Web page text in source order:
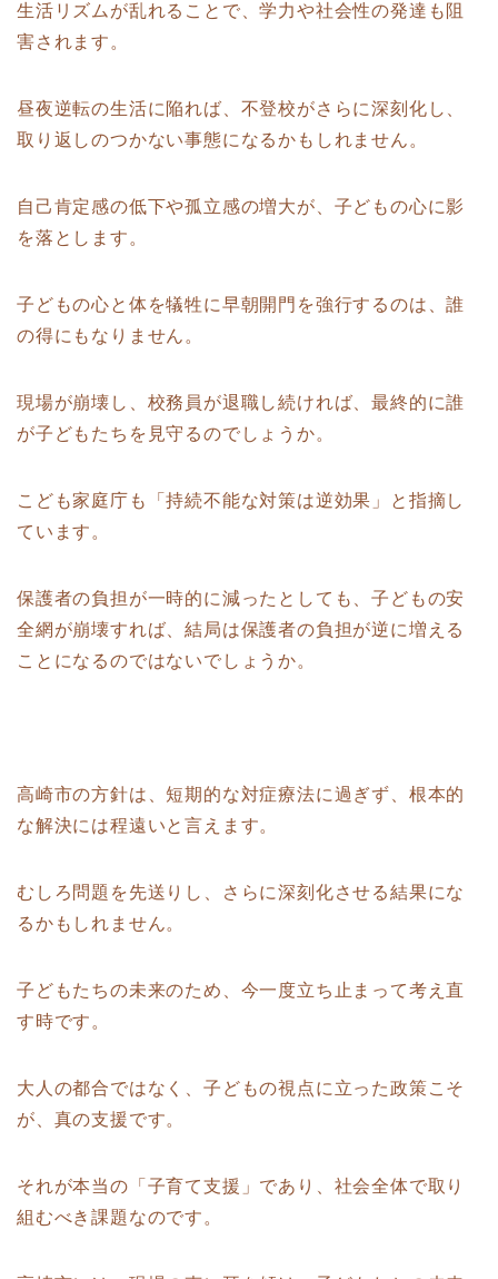
生活リズムが乱れることで、学力や社会性の発達も阻
害されます。
昼夜逆転の生活に陥れば、不登校がさらに深刻化し、
取り返しのつかない事態になるかもしれません。
自己肯定感の低下や孤立感の増大が、子どもの心に影
を落とします。
子どもの心と体を犠牲に早朝開門を強行するのは、誰
の得にもなりません。
現場が崩壊し、校務員が退職し続ければ、最終的に誰
が子どもたちを見守るのでしょうか。
こども家庭庁も「持続不能な対策は逆効果」と指摘し
ています。
保護者の負担が一時的に減ったとしても、子どもの安
全網が崩壊すれば、結局は保護者の負担が逆に増える
ことになるのではないでしょうか。
高崎市の方針は、短期的な対症療法に過ぎず、根本的
な解決には程遠いと言えます。
むしろ問題を先送りし、さらに深刻化させる結果にな
るかもしれません。
子どもたちの未来のため、今一度立ち止まって考え直
す時です。
大人の都合ではなく、子どもの視点に立った政策こそ
が、真の支援です。
それが本当の「子育て支援」であり、社会全体で取り
組むべき課題なのです。